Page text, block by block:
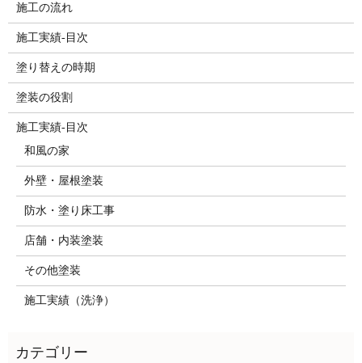
施工の流れ
施工実績-目次
塗り替えの時期
塗装の役割
施工実績-目次
和風の家
外壁・屋根塗装
防水・塗り床工事
店舗・内装塗装
その他塗装
施工実績（洗浄）